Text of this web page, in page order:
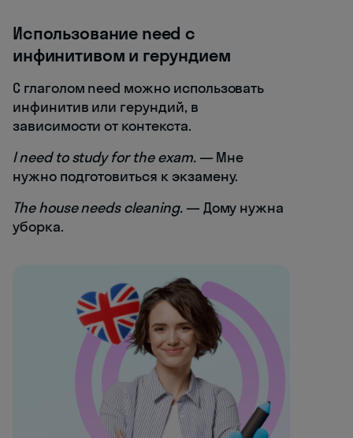
Использование need с
инфинитивом и герундием
С глаголом need можно использовать
инфинитив или герундий, в
зависимости от контекста.
I need to study for the exam.— Мне
нужно подготовиться к экзамену.
The house needs cleaning.— Дому нужна
уборка.